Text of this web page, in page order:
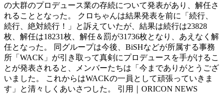
の大群のプロデュース業の存続について発表があり、解任さ
れることとなった。 クロちゃんは結果発表を前に「続行、
続行、絶対続行！」と訴えていたが、結果は続行は23828
枚、解任は18231枚、解任＆罰が31736枚となり、あえなく解
任となった。 同グループは今後、BiSHなどが所属する事務
所「WACK」が引き取って真剣にプロデュースを手がけるこ
とが発表されると、メンバーたちは「今までありがとうござ
いました。 これからはWACKの一員として頑張っていきま
す」と清々しくあいさつした。 引用｜ORICON NEWS